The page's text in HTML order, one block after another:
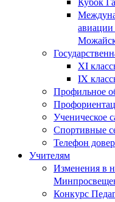
XI
IX
Профильное
Ученическое
Спортивные
Телефон
Учителям
Изменения
Конкурс